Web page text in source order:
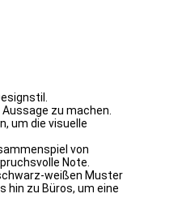
zu machen.
um die visuelle
von
Note.
weißen Muster
hin zu Büros, um eine